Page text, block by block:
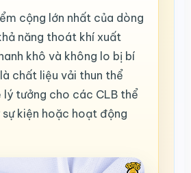
cộng lớn nhất của dòng
năng thoát khí xuất
khô và không lo bị bí
chất liệu vải thun thể
lý tưởng cho các CLB thể
kiện hoặc hoạt động